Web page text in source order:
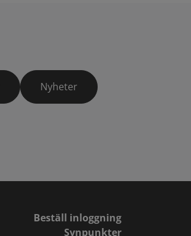
Nyheter
Beställ inloggning
Synpunkter